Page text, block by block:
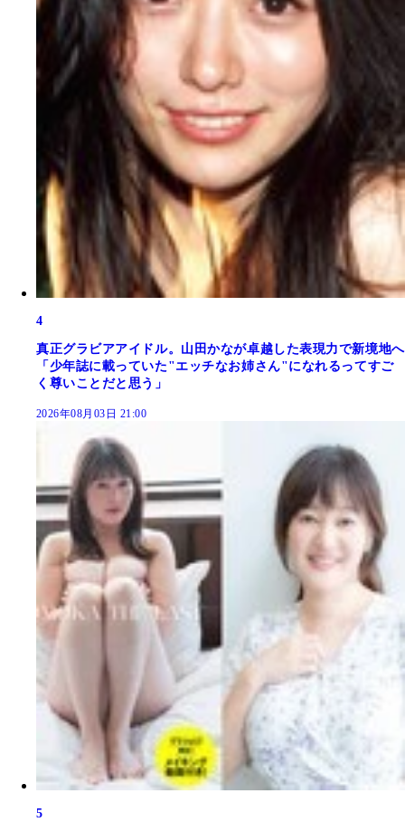
4
真正グラビアアイドル。山田かなが卓越した表現力で新境地へ
「少年誌に載っていた"エッチなお姉さん"になれるってすご
く尊いことだと思う」
2026年08月03日 21:00
5